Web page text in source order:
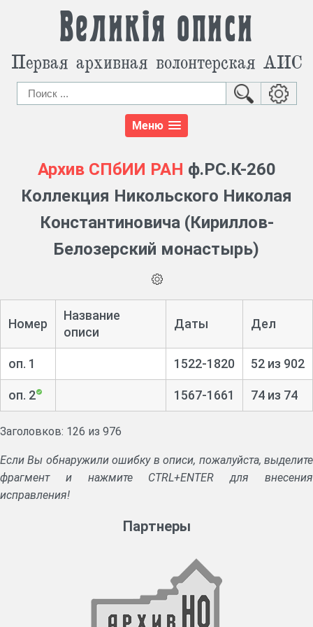
Великія описи
Первая архивная волонтерская АИС
Меню
Архив СПбИИ РАН ф.РС.К-260
Коллекция Никольского Николая
Константиновича (Кириллов-
Белозерский монастырь)
Номер
Название
описи
Даты Дел
оп. 1 1522-1820 52 из 902
оп. 2 1567-1661 74 из 74
Заголовков: 126 из 976
Если Вы обнаружили ошибку в описи, пожалуйста, выделите
фрагмент и нажмите CTRL+ENTER для внесения
исправления!
Партнеры